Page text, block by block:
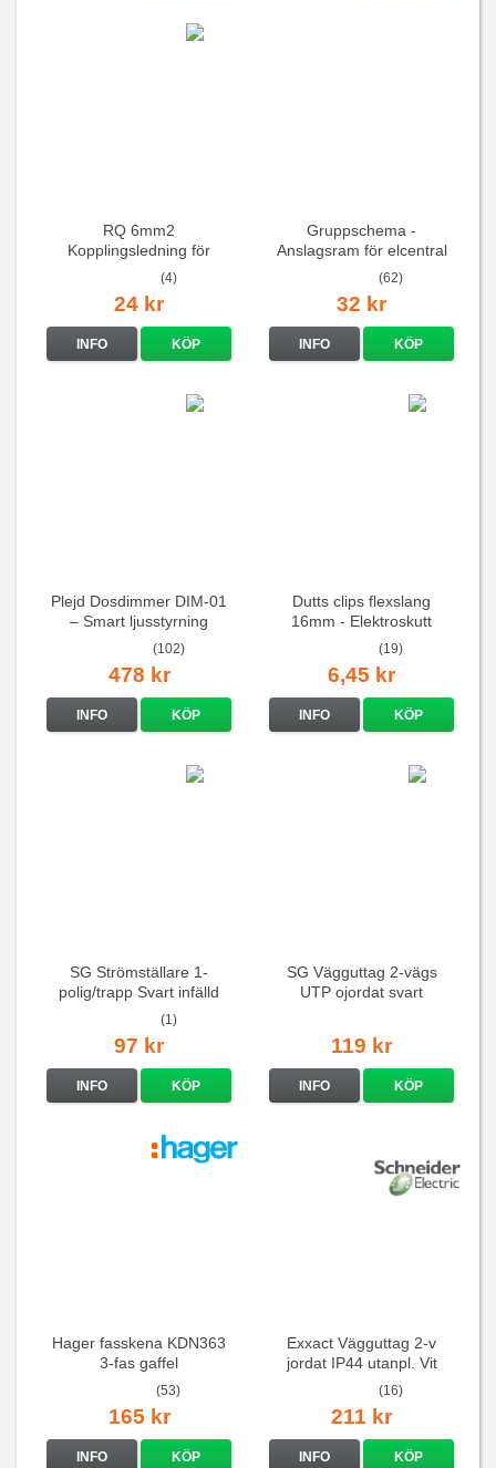
RQ 6mm2
Kopplingsledning för
elcentraler mm
(4)
24 kr
INFO KÖP
Gruppschema -
Anslagsram för elcentral
(62)
32 kr
INFO KÖP
Plejd Dosdimmer DIM-01
– Smart ljusstyrning
(102)
478 kr
INFO KÖP
Dutts clips flexslang
16mm - Elektroskutt
(19)
6,45 kr
INFO KÖP
SG Strömställare 1-
polig/trapp Svart infälld
(1)
97 kr
INFO KÖP
SG Vägguttag 2-vägs
UTP ojordat svart
119 kr
INFO KÖP
Hager fasskena KDN363
3-fas gaffel
(53)
165 kr
INFO KÖP
Exxact Vägguttag 2-v
jordat IP44 utanpl. Vit
(16)
211 kr
INFO KÖP